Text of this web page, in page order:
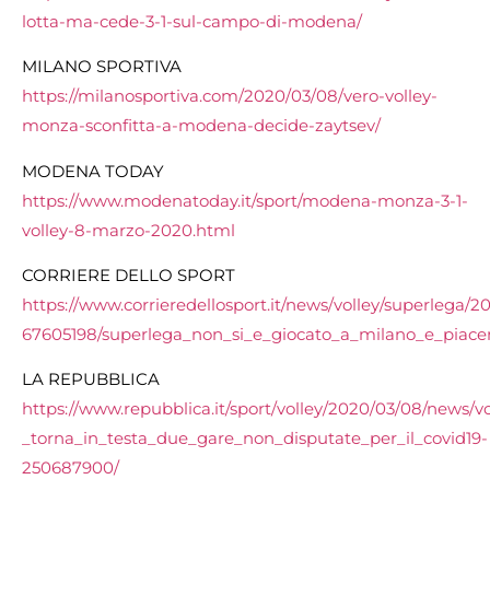
lotta-ma-cede-3-1-sul-campo-di-modena/
MILANO SPORTIVA
https://milanosportiva.com/2020/03/08/vero-volley-
monza-sconfitta-a-modena-decide-zaytsev/
MODENA TODAY
https://www.modenatoday.it/sport/modena-monza-3-1-
volley-8-marzo-2020.html
CORRIERE DELLO SPORT
https://www.corrieredellosport.it/news/volley/superlega/
67605198/
LA REPUBBLICA
https://www.repubblica.it/sport/volley/2020/03/08/news/
_torna_in_testa_due_gare_non_disputate_per_il_covid19-
250687900/